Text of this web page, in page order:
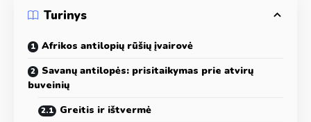
Turinys
Afrikos antilopių rūšių įvairovė
Savanų antilopės: prisitaikymas prie atvirų
buveinių
Greitis ir ištvermė